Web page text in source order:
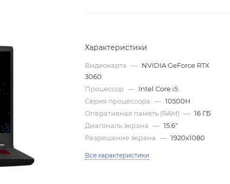
Характеристики
Видеокарта — NVIDIA GeForce RTX
3060
Процессор — Intel Core i5
Серия процессора — 10500H
Оперативная память (RAM) — 16 ГБ
Диагональ экрана — 15.6"
Разрешение экрана — 1920x1080
Все характеристики